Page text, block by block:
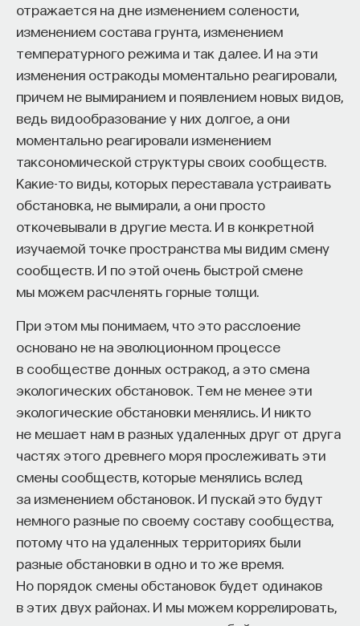
отражается на дне изменением солености,
изменением состава грунта, изменением
температурного режима и так далее. И на эти
изменения остракоды моментально реагировали,
причем не вымиранием и появлением новых видов,
ведь видообразование у них долгое, а они
моментально реагировали изменением
таксономической структуры своих сообществ.
Какие-то виды, которых переставала устраивать
обстановка, не вымирали, а они просто
откочевывали в другие места. И в конкретной
изучаемой точке пространства мы видим смену
сообществ. И по этой очень быстрой смене
мы можем расчленять горные толщи.
При этом мы понимаем, что это расслоение
основано не на эволюционном процессе
в сообществе донных остракод, а это смена
экологических обстановок. Тем не менее эти
экологические обстановки менялись. И никто
не мешает нам в разных удаленных друг от друга
частях этого древнего моря прослеживать эти
смены сообществ, которые менялись вслед
за изменением обстановок. И пускай это будут
немного разные по своему составу сообщества,
потому что на удаленных территориях были
разные обстановки в одно и то же время.
Но порядок смены обстановок будет одинаков
в этих двух районах. И мы можем коррелировать,